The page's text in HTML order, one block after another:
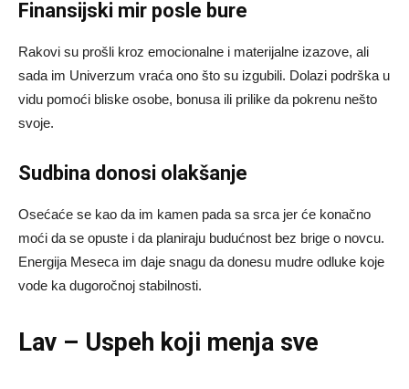
Finansijski mir posle bure
Rakovi su prošli kroz emocionalne i materijalne izazove, ali
sada im Univerzum vraća ono što su izgubili. Dolazi podrška u
vidu pomoći bliske osobe, bonusa ili prilike da pokrenu nešto
svoje.
Sudbina donosi olakšanje
Osećaće se kao da im kamen pada sa srca jer će konačno
moći da se opuste i da planiraju budućnost bez brige o novcu.
Energija Meseca im daje snagu da donesu mudre odluke koje
vode ka dugoročnoj stabilnosti.
Lav – Uspeh koji menja sve